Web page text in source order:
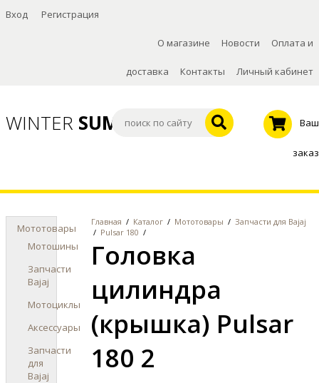
Вход Регистрация
О магазине Новости Оплата и
доставка Контакты Личный кабинет
WINTER SUMMER Ваш
заказ
Мототовары
Мотошины
Запчасти
Bajaj
Мотоциклы
Аксессуары
Запчасти
для
Bajaj
Главная / Каталог / Мототовары / Запчасти для Bajaj
/ Pulsar 180 /
Головка
цилиндра
(крышка) Pulsar
180 2